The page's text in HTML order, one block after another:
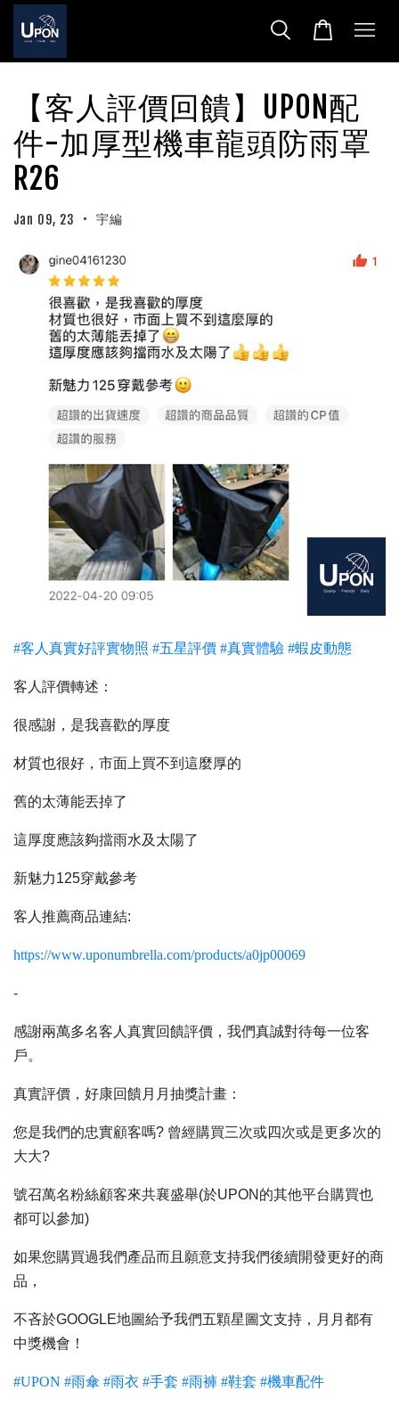
【客人評價回饋】UPON配
件-加厚型機車龍頭防雨罩
R26
Jan 09, 23 • 宇編
#客人真實好評實物照 #五星評價 #真實體驗 #蝦皮動態
客人評價轉述：
很感謝，是我喜歡的厚度
材質也很好，市面上買不到這麼厚的
舊的太薄能丟掉了
這厚度應該夠擋雨水及太陽了
新魅力125穿戴參考
客人推薦商品連結:
https://www.uponumbrella.com/products/a0jp00069
-
感謝兩萬多名客人真實回饋評價，我們真誠對待每一位客
戶。
真實評價，好康回饋月月抽獎計畫：
您是我們的忠實顧客嗎? 曾經購買三次或四次或是更多次的
大大?
號召萬名粉絲顧客來共襄盛舉(於UPON的其他平台購買也
都可以參加)
如果您購買過我們產品而且願意支持我們後續開發更好的商
品，
不吝於GOOGLE地圖給予我們五顆星圖文支持，月月都有
中獎機會！
#UPON #雨傘 #雨衣 #手套 #雨褲 #鞋套 #機車配件